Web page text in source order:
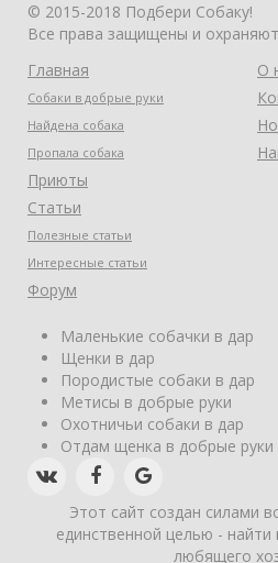
© 2015-2018 Подбери Собаку!
Все права защищены и
Главная
Собаки в добрые руки
Найдена собака
Пропала собака
Приюты
Статьи
Полезные статьи
Интересные статьи
Форум
О
Маленькие собачки в дар
Щенки в дар
Породистые собаки в дар
Метисы в добрые руки
Охотничьи собаки в дар
Отдам щенка в добрые руки
Этот сайт создан силами
единственной целью -
любящего